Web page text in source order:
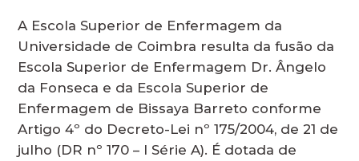
A Escola Superior de Enfermagem da
Universidade de Coimbra resulta da fusão da
Escola Superior de Enfermagem Dr. Ângelo
da Fonseca e da Escola Superior de
Enfermagem de Bissaya Barreto conforme
Artigo 4º do Decreto-Lei nº 175/2004, de 21 de
julho (DR nº 170 – I Série A). É dotada de